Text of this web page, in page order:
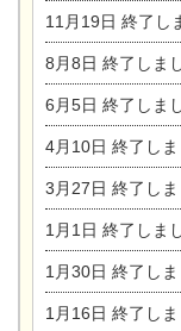
11月19日 終了しました）
8月8日 終了しました）
6月5日 終了しま
4月10日 終了しまし
3月27日 終了しました）3／
1月1日 終了しました）
1月30日 終了しまし
1月16日 終了しまし